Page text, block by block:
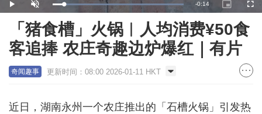
Play Unmute Loaded:
100.00%
Remaining
Time
-0:14
Picture-
in-
「猪食槽」火锅︱人均消费¥50食
客追捧 农庄奇趣边炉爆红｜有片
奇闻趣事 更新时间：08:00 2026-01-11 HKT
近日，湖南永州一个农庄推出的「石槽火锅」引发热